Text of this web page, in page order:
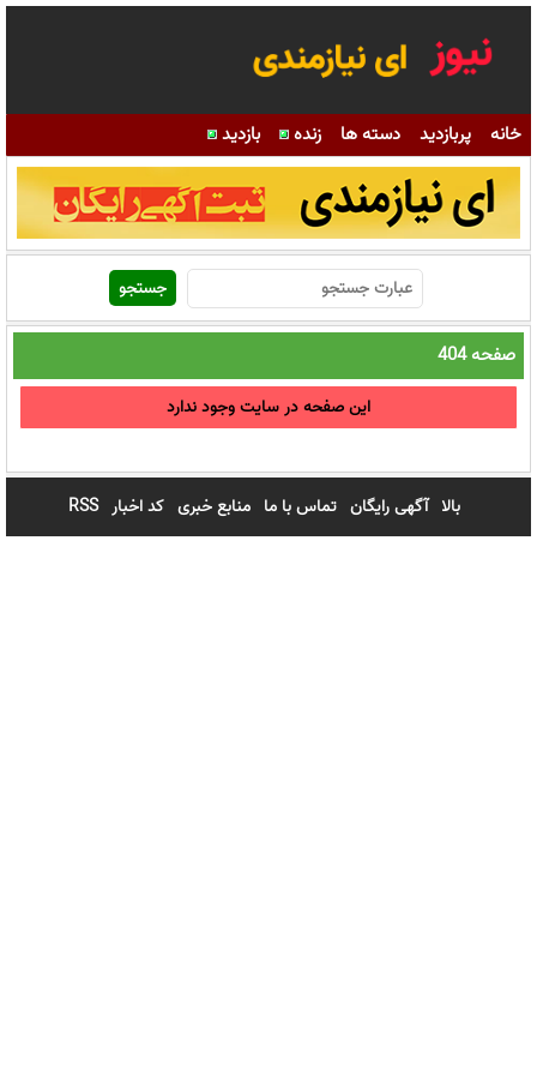
خانه پربازدید دسته ها زنده بازدید
صفحه 404
این صفحه در سایت وجود ندارد
بالا آگهی رایگان تماس با ما منابع خبری کد اخبار RSS